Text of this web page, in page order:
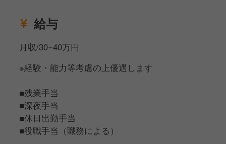
給与
月収/30~40万円
※経験・能力等考慮の上優遇します
■残業手当
■深夜手当
■休日出勤手当
■役職手当（職務による）